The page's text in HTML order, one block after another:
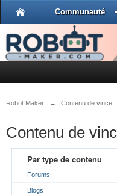
Communauté
Robot Maker → Contenu de vince
Contenu de
Par type de contenu
Forums
Blogs